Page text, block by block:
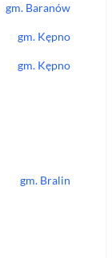
gm. Baranów
gm. Kępno
gm. Kępno
gm. Bralin